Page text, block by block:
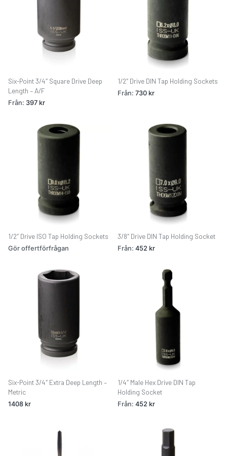
Six-Point 3/4″ Square Drive Deep
Length – A/F
Från: 397 kr
1/2″ Drive DIN Tap Holding Sockets
Från: 730 kr
1/2″ Drive ISO Tap Holding Sockets
Gör offertförfrågan
3/8″ Drive DIN Tap Holding Socket
Från: 452 kr
Six-Point 3/4″ Extra Deep Length –
Metric
1408 kr
1/4″ Male Hex Drive DIN Tap
Holding Socket
Från: 452 kr